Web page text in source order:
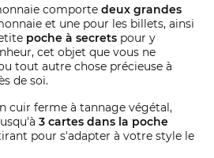
comporte deux grandes
et une pour les billets, ainsi
poche à secrets pour y
cet objet que vous ne
tout autre chose précieuse à
de soi.
cuir ferme à tannage végétal,
3 cartes dans la poche
pour s'adapter à votre style le